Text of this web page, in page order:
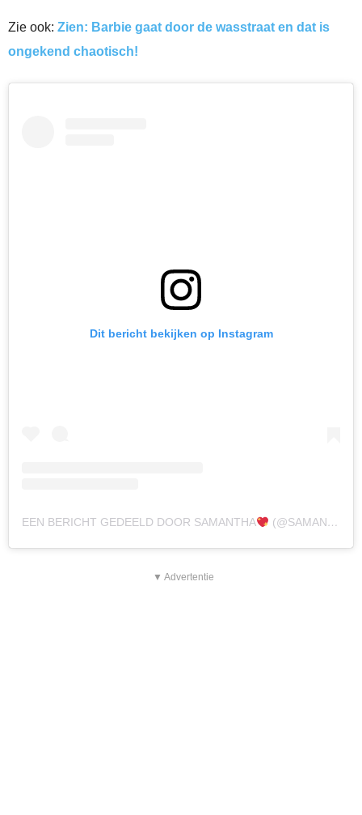
Zie ook: Zien: Barbie gaat door de wasstraat en dat is
ongekend chaotisch!
Dit bericht bekijken op Instagram
EEN BERICHT GEDEELD DOOR SAMANTHA (@SAMANTHA_DE_JONG31)
▼ Advertentie